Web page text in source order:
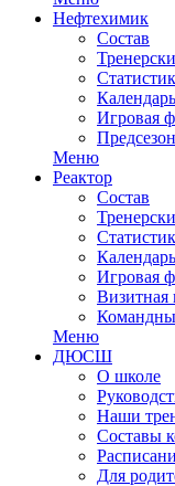
Нефтехимик
Состав
Календарь
Игровая
Меню
Реактор
Состав
Календарь
Игровая
Визитная
Меню
ДЮСШ
О школе
Наши
Составы
Для